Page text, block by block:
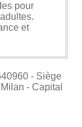
pour
et
- Siège
- Capital